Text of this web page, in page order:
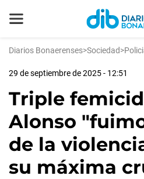
Diarios Bonaerenses>Sociedad>
29 de septiembre de 2025 - 12:51
Triple
Alonso
de la
su máxima